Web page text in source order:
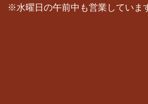
※水曜日の午前中も営業していま